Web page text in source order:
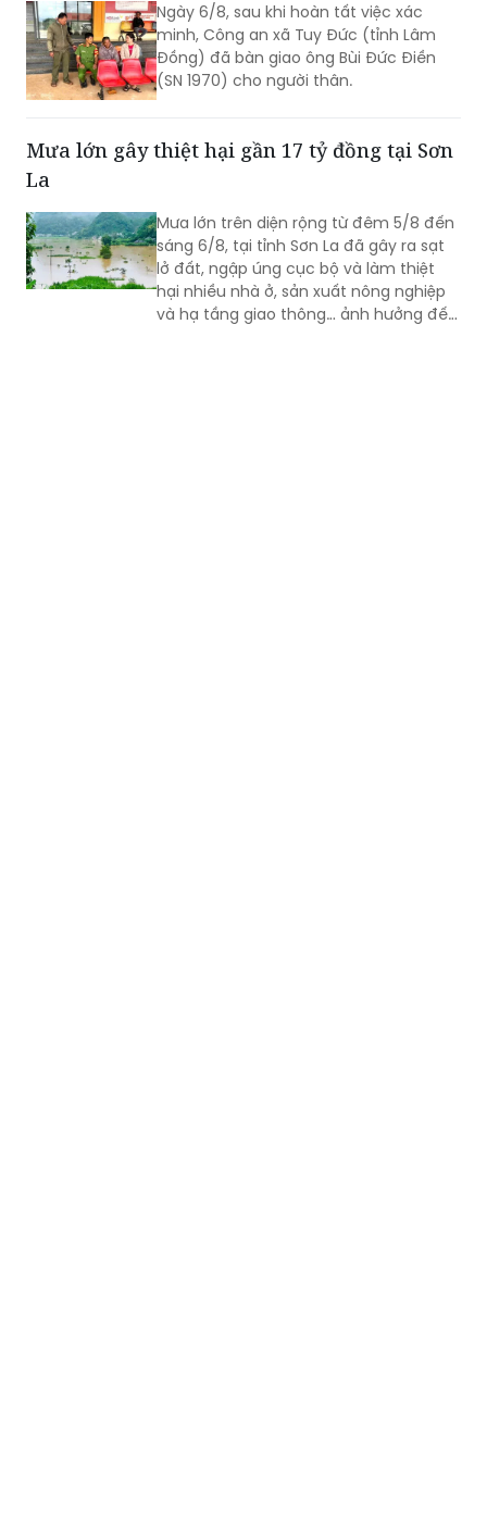
Ngày 6/8, sau khi hoàn tất việc xác
minh, Công an xã Tuy Đức (tỉnh Lâm
Đồng) đã bàn giao ông Bùi Đức Điền
(SN 1970) cho người thân.
Mưa lớn gây thiệt hại gần 17 tỷ đồng tại Sơn
La
Mưa lớn trên diện rộng từ đêm 5/8 đến
sáng 6/8, tại tỉnh Sơn La đã gây ra sạt
lở đất, ngập úng cục bộ và làm thiệt
hại nhiều nhà ở, sản xuất nông nghiệp
và hạ tầng giao thông… ảnh hưởng đến